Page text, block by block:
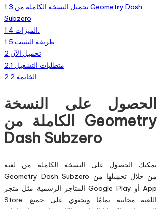
1.3 تحميل النسخة الكاملة من Geometry Dash
Subzero
1.4
الميزات:
1.5
طريقة التثبيت:
2 تحميل الآن
2.1 متطلبات التشغيل
2.2
الخاتمة:
الحصول على النسخة
الكاملة من Geometry
Dash Subzero
يمكنك الحصول على النسخة الكاملة من لعبة
Geometry Dash Subzero من خلال تحميلها من
المتاجر الرسمية مثل متجر Google Play أو App
Store. اللعبة مجانية تمامًا وتحتوي على جميع